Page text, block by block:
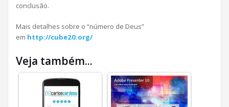
conclusão.
Mais detalhes sobre o “número de Deus”
em http://cube20.org/
Veja também...